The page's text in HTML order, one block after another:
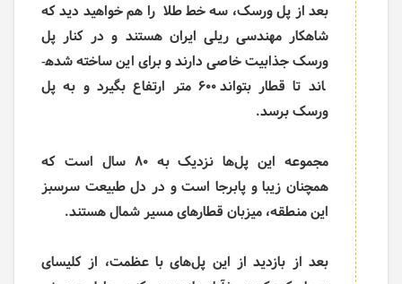
بعد از پل ورسک، سه خط طلا را هم خواهید دید که
شاهکار مهندسی ریلی ایران هستند و در کنار پل
ورسک جذابیت خاصی دارند و برای این ساخته شده­
اند تا قطار بتواند 600 متر ارتفاع بگیرد و به پل
ورسک برسد.
مجموعه این پل‌­ها نزدیک به 80 سال است که
همچنان زیبا و پابرجا است و در دل طبیعت سرسبز
این منطقه، میزبان قطارهای مسیر شمال هستند.
بعد از بازدید از این پل­‌های با عظمت، از کلیسای